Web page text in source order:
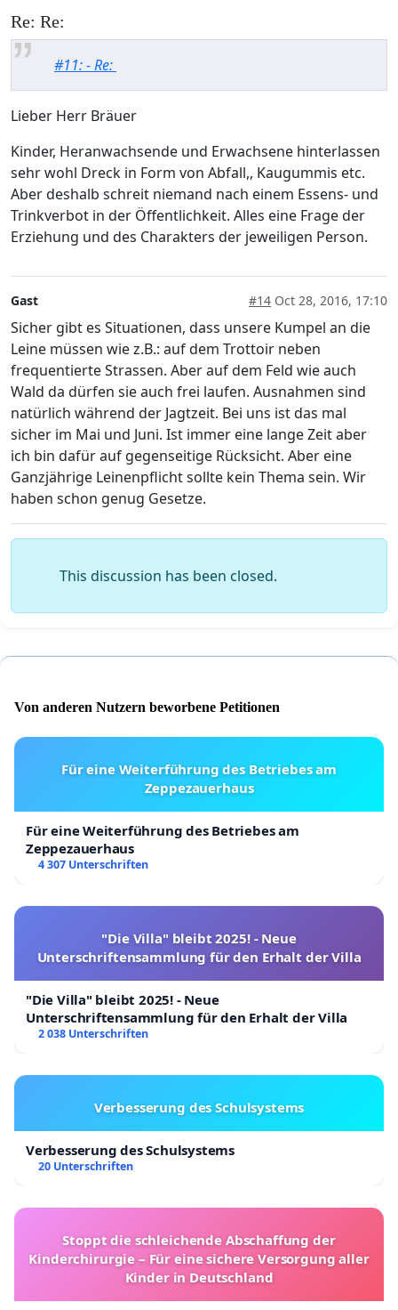
Re: Re:
#11: - Re:
Lieber Herr Bräuer
Kinder, Heranwachsende und Erwachsene hinterlassen
sehr wohl Dreck in Form von Abfall,, Kaugummis etc.
Aber deshalb schreit niemand nach einem Essens- und
Trinkverbot in der Öffentlichkeit. Alles eine Frage der
Erziehung und des Charakters der jeweiligen Person.
Gast #14 Oct 28, 2016, 17:10
Sicher gibt es Situationen, dass unsere Kumpel an die
Leine müssen wie z.B.: auf dem Trottoir neben
frequentierte Strassen. Aber auf dem Feld wie auch
Wald da dürfen sie auch frei laufen. Ausnahmen sind
natürlich während der Jagtzeit. Bei uns ist das mal
sicher im Mai und Juni. Ist immer eine lange Zeit aber
ich bin dafür auf gegenseitige Rücksicht. Aber eine
Ganzjährige Leinenpflicht sollte kein Thema sein. Wir
haben schon genug Gesetze.
This discussion has been closed.
Von anderen Nutzern beworbene Petitionen
Für eine Weiterführung des Betriebes am
Zeppezauerhaus
Für eine Weiterführung des Betriebes am
Zeppezauerhaus
4 307 Unterschriften
"Die Villa" bleibt 2025! - Neue
Unterschriftensammlung für den Erhalt der Villa
"Die Villa" bleibt 2025! - Neue
Unterschriftensammlung für den Erhalt der Villa
2 038 Unterschriften
Verbesserung des Schulsystems
Verbesserung des Schulsystems
20 Unterschriften
Stoppt die schleichende Abschaffung der
Kinderchirurgie – Für eine sichere Versorgung aller
Kinder in Deutschland